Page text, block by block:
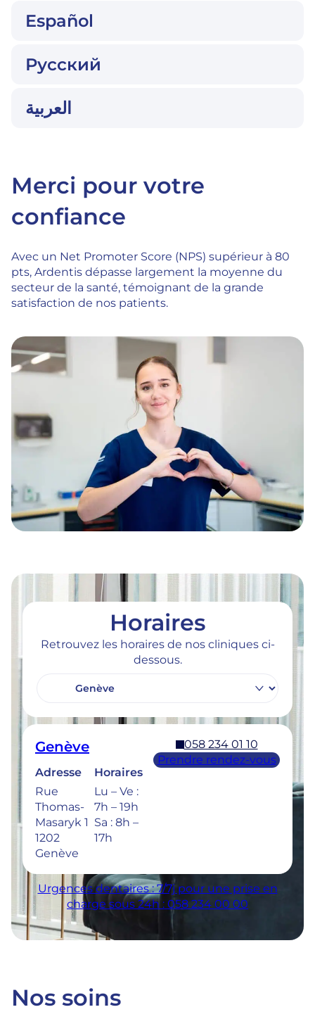
Español
Русский
العربية
Merci pour votre
confiance
Avec un Net Promoter Score (NPS) supérieur à 80
pts, Ardentis dépasse largement la moyenne du
secteur de la santé, témoignant de la grande
satisfaction de nos patients.
Horaires
Retrouvez les horaires de nos cliniques ci-
dessous.
Genève
Adresse
Rue
Thomas-
Masaryk 1
1202
Genève
Horaires
Lu – Ve :
7h – 19h
Sa : 8h –
17h
058 234 01 10
Prendre rendez-vous
Urgences dentaires : 7/7j pour une prise en
charge sous 24h : 058 234 00 00
Nos soins